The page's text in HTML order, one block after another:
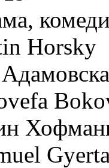
Horsky